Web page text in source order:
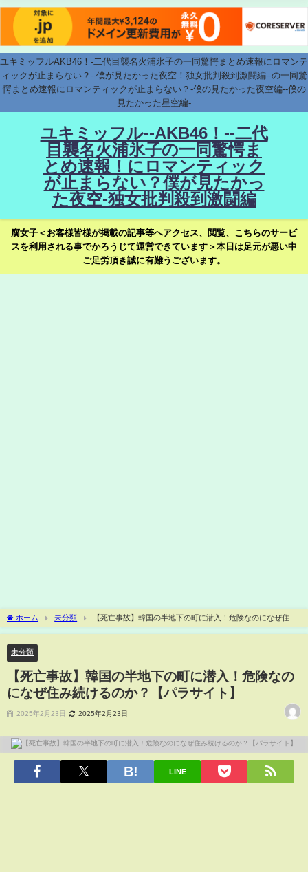
ユキミッフルAKB46！-二代目襲名火浦氷子の一同驚愕まとめ速報にロマンテ
ィックが止まらない？--僕が見たかった夜空！独女批判殺到激闘編--の一同驚
愕まとめ速報にロマンティックが止まらない？-僕の見たかった夜空編--僕の
見たかった星空編-
ユキミッフル--AKB46！--二代
目襲名火浦氷子の一同驚愕ま
とめ速報！にロマンティック
が止まらない？僕が見たかっ
た夜空-独女批判殺到激闘編
腐女子＜お客様皆様が掲載の記事等へアクセス、閲覧、こちらのサービ
スを利用される事でかろうじて運営できています＞本日は足元が悪い中
ご足労頂き誠に有難うございます。
ホーム 未分類
【死亡事故】韓国の半地下の町に潜入！危険なのになぜ住み
続けるのか？【パラサイト】
未分類
【死亡事故】韓国の半地下の町に潜入！危険なの
になぜ住み続けるのか？【パラサイト】
2025年2月23日 2025年2月23日
LINE